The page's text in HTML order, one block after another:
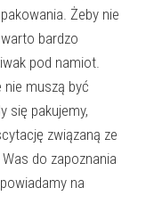
Żeby nie
bardzo
pod namiot.
nie muszą być
się pakujemy,
związaną ze
do zapoznania
na